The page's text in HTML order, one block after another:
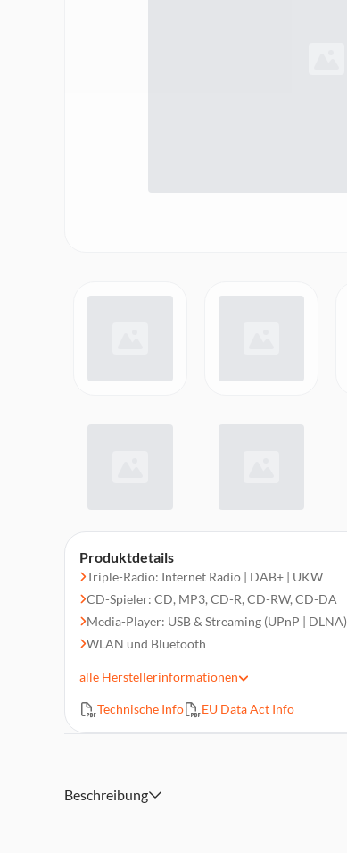
Produktdetails
Triple-Radio: Internet Radio | DAB+ | UKW
CD-Spieler: CD, MP3, CD-R, CD-RW, CD-DA
Media-Player: USB & Streaming (UPnP | DLNA)
WLAN und Bluetooth
Connected-Room Basisgerät
Spotify®-Connect Ready
alle Herstellerinformationen
Technische Info EU Data Act Info
Beschreibung